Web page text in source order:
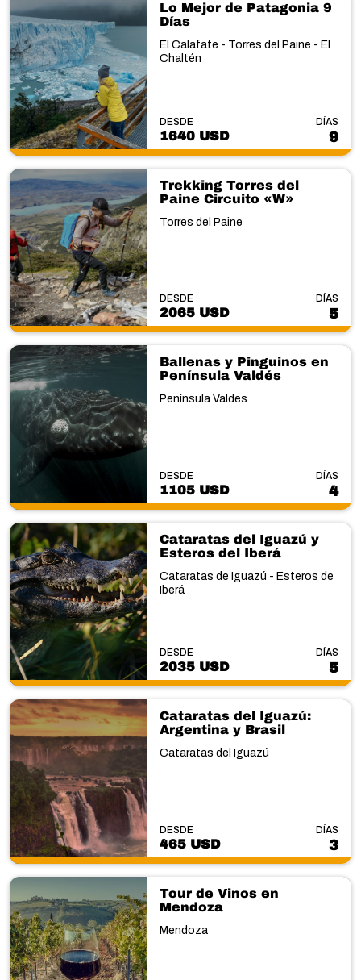
Lo Mejor de Patagonia 9
Días
El Calafate - Torres del Paine - El
Chaltén
DESDE
1640 USD
DÍAS
9
Trekking Torres del
Paine Circuito «W»
Torres del Paine
DESDE
2065 USD
DÍAS
5
Ballenas y Pinguinos en
Península Valdés
Península Valdes
DESDE
1105 USD
DÍAS
4
Cataratas del Iguazú y
Esteros del Iberá
Cataratas de Iguazú - Esteros de
Iberá
DESDE
2035 USD
DÍAS
5
Cataratas del Iguazú:
Argentina y Brasil
Cataratas del Iguazú
DESDE
465 USD
DÍAS
3
Tour de Vinos en
Mendoza
Mendoza